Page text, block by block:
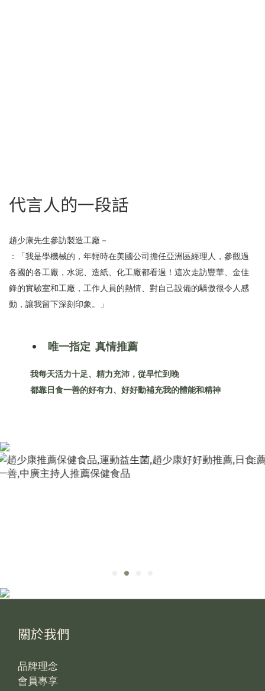
代言人的一段話
趙少康先生參訪製造工廠－
：「我是學機械的，年輕時在美國公司擔任亞洲區經理人，參觀過
各國的各工廠，水泥、造紙、化工廠都看過！ 這次走訪豐華、金佳
鋒的實驗室和工廠，工作人員的熱情、對自己設備的驕傲很令人感
動，讓我留下深刻印象。」
唯一指定 真情推薦
我每天活力十足、精力充沛，從早忙到晚
都靠日食一善的好有力、好好動補充我的體能和精神
關於我們
品牌理念
會員專享